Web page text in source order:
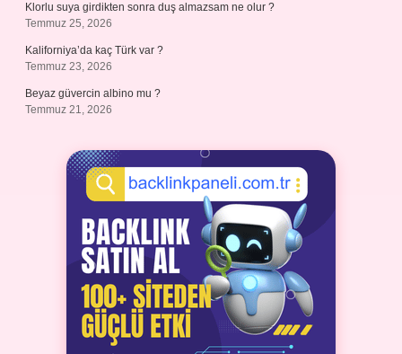
Klorlu suya girdikten sonra duş almazsam ne olur ?
Temmuz 25, 2026
Kaliforniya’da kaç Türk var ?
Temmuz 23, 2026
Beyaz güvercin albino mu ?
Temmuz 21, 2026